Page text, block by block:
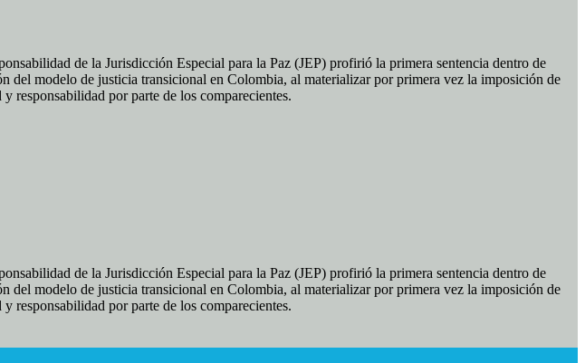
de la Jurisdicción Especial para la Paz (JEP) profirió la primera sentencia dentro de
del modelo de justicia transicional en Colombia, al materializar por primera vez la imposición de
responsabilidad por parte de los comparecientes.
de la Jurisdicción Especial para la Paz (JEP) profirió la primera sentencia dentro de
del modelo de justicia transicional en Colombia, al materializar por primera vez la imposición de
responsabilidad por parte de los comparecientes.